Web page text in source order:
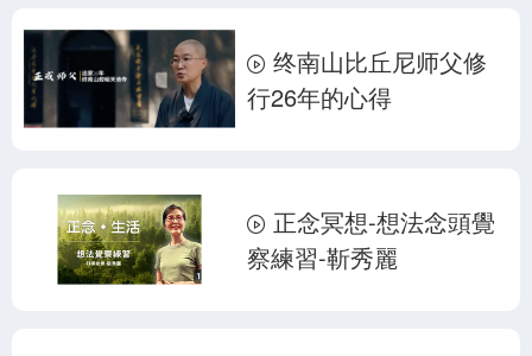
终南山比丘尼师父修
行26年的心得
正念冥想-想法念頭覺
察練習-靳秀麗